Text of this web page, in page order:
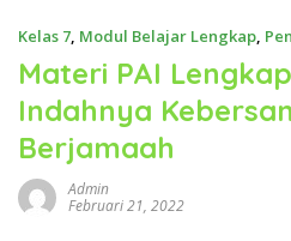
e
n
d
i
d
k
Kelas 7, Modul Belajar Lengkap,
Materi PAI
Indahnya
Berjamaah
Admin
Februari 21, 2022